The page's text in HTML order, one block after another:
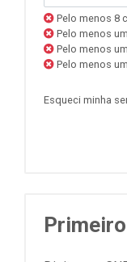
Pelo menos 8
Pelo menos
Pelo menos
Pelo menos
Esqueci minha